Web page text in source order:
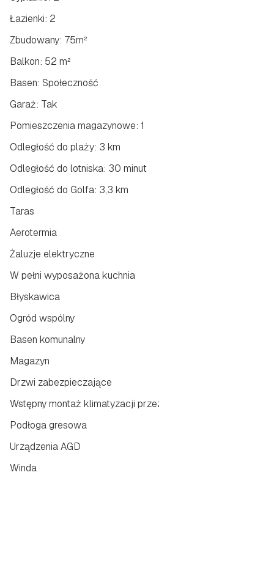
Łazienki: 2
Zbudowany: 75m²
Balkon: 52 m²
Basen: Społeczność
Garaż: Tak
Pomieszczenia magazynowe: 1
Odległość do plaży: 3 km
Odległość do lotniska: 30 minut
Odległość do Golfa: 3,3 km
Taras
Aerotermia
Żaluzje elektryczne
W pełni wyposażona kuchnia
Błyskawica
Ogród wspólny
Basen komunalny
Magazyn
Drzwi zabezpieczające
Wstępny montaż klimatyzacji przez kanały
Podłoga gresowa
Urządzenia AGD
Winda